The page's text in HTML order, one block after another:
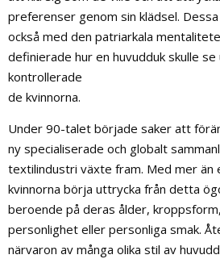
preferenser genom sin klädsel.
också med den patriarkala
definierade hur en huvudduk skulle
kontrollerade
de kvinnorna.
Under 90-talet började saker att
ny specialiserade och globalt
textilindustri växte fram. Med mer än
kvinnorna börja uttrycka från detta
beroende på deras ålder,
personlighet eller personliga smak.
närvaron av många olika stil av